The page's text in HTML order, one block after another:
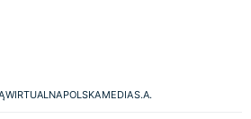
POLSKA MEDIA S.A.